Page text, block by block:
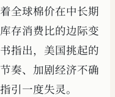
全球棉价在中长期
存消费比的边际变
指出，美国挑起的
奏、加剧经济不确
引一度失灵。